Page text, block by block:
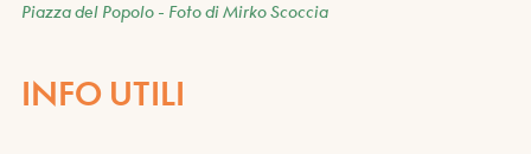
Piazza del Popolo - Foto di Mirko Scoccia
INFO UTILI